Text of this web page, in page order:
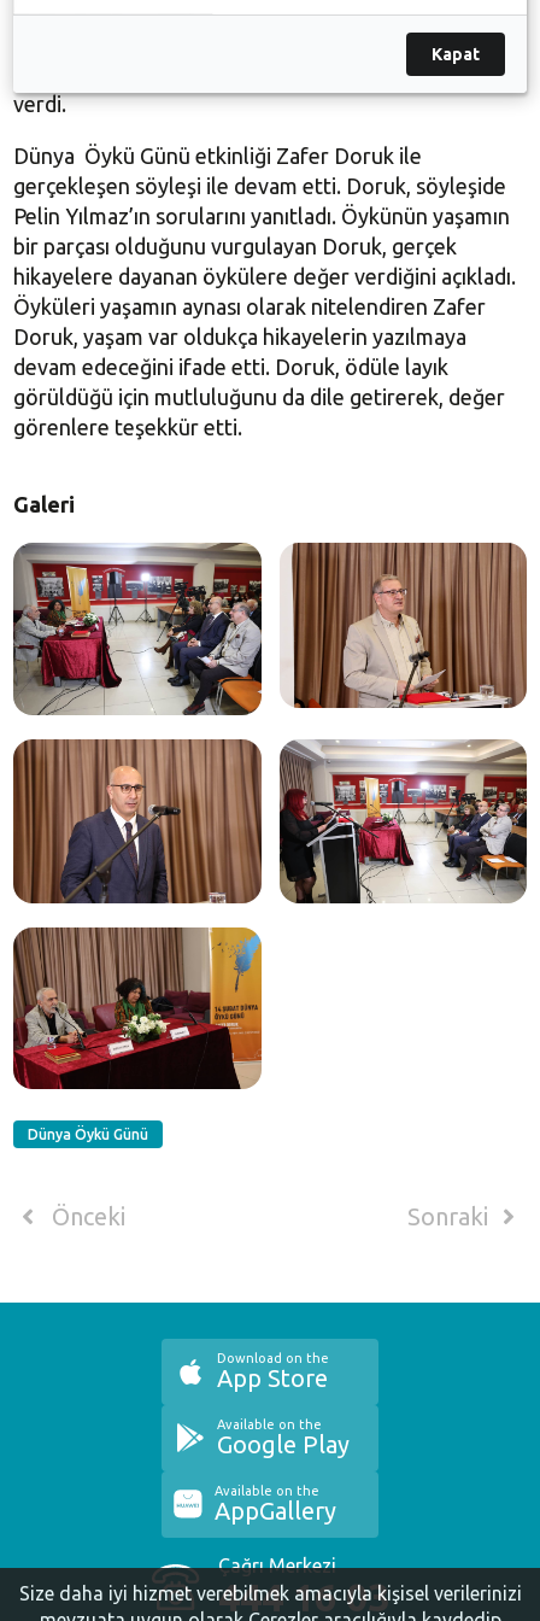
Bildirinin okunmasının ardından BUYAZ Öykü Onur
Ödülü’nün takdimine geçildi. Ödüle layık görülen
Zafer Doruk’a ödülünü Remzi Çınar ve Bülent Elitok
verdi.
Dünya Öykü Günü etkinliği Zafer Doruk ile
gerçekleşen söyleşi ile devam etti. Doruk, söyleşide
Pelin Yılmaz’ın sorularını yanıtladı. Öykünün yaşamın
bir parçası olduğunu vurgulayan Doruk, gerçek
hikayelere dayanan öykülere değer verdiğini açıkladı.
Öyküleri yaşamın aynası olarak nitelendiren Zafer
Doruk, yaşam var oldukça hikayelerin yazılmaya
devam edeceğini ifade etti. Doruk, ödüle layık
görüldüğü için mutluluğunu da dile getirerek, değer
görenlere teşekkür etti.
Galeri
Dünya Öykü Günü
Önceki Sonraki
Çağrı Merkezi
444 16 03
Download on the
App Store
Available on the
Google Play
Available on the
AppGallery
Kapat
Size daha iyi hizmet verebilmek amacıyla kişisel verilerinizi